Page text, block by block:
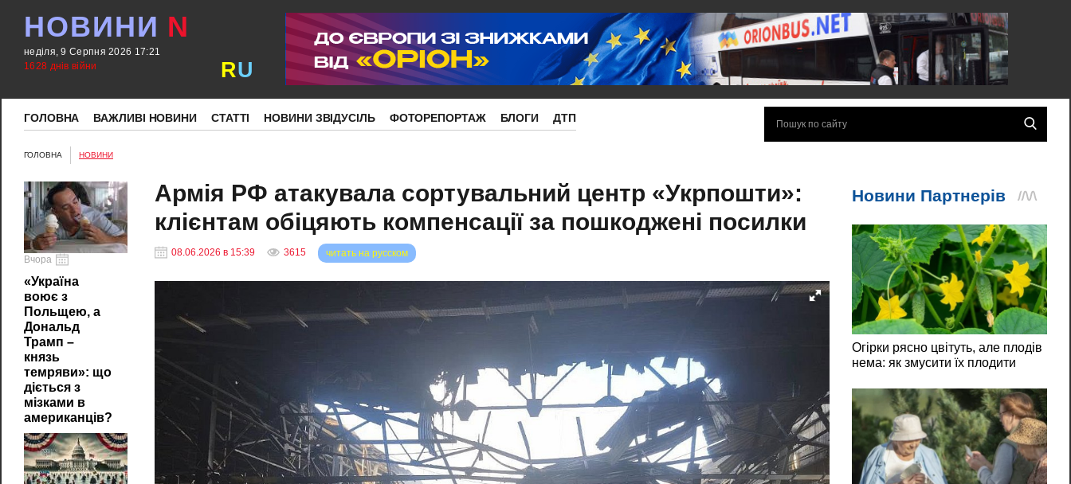
НОВИНИ N
неділя, 9 Серпня 2026 17:21
1628 днів війни
RU
ГОЛОВНА ВАЖЛИВІ НОВИНИ СТАТТІ НОВИНИ ЗВІДУСІЛЬ ФОТОРЕПОРТАЖ БЛОГИ ДТП
ГОЛОВНА НОВИНИ
Вчора
«Україна
воює з
Польщею, а
Дональд
Трамп –
князь
темряви»: що
діється з
мізками в
американців?
Армія РФ атакувала сортувальний центр «Укрпошти»:
клієнтам обіцяють компенсації за пошкоджені посилки
08.06.2026 в 15:39 3615 читать на русском